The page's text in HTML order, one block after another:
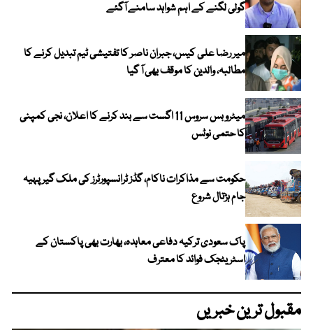
گولی لگنے کے اہم شواہد سامنے آگئے
میر رضا علی کیس، جبران ناصر کا تفتیشی ٹیم تبدیل کرنے کا
مطالبہ، والدین کا موقف بھی آ گیا
میٹرو بس سروس 11 اگست سے بند کرنے کا اعلان، نجی کمپنی
کا حتمی نوٹس
حکومت سے مذاکرات ناکام، گڈز ٹرانسپورٹرز کی ملک گیر پہیہ
جام ہڑتال شروع
پاک سعودی ترکیہ دفاعی معاہدہ، بھارت بھی پاکستان کے
اسٹریٹجک فوائد کا معترف
مقبول ترین خبریں